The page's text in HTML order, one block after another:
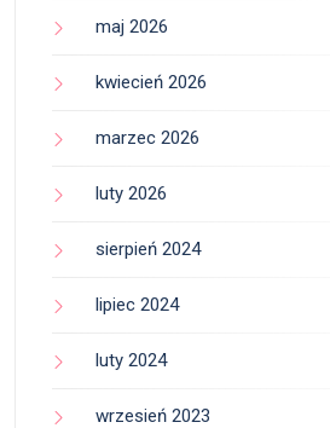
maj 2026
kwiecień 2026
marzec 2026
luty 2026
sierpień 2024
lipiec 2024
luty 2024
wrzesień 2023